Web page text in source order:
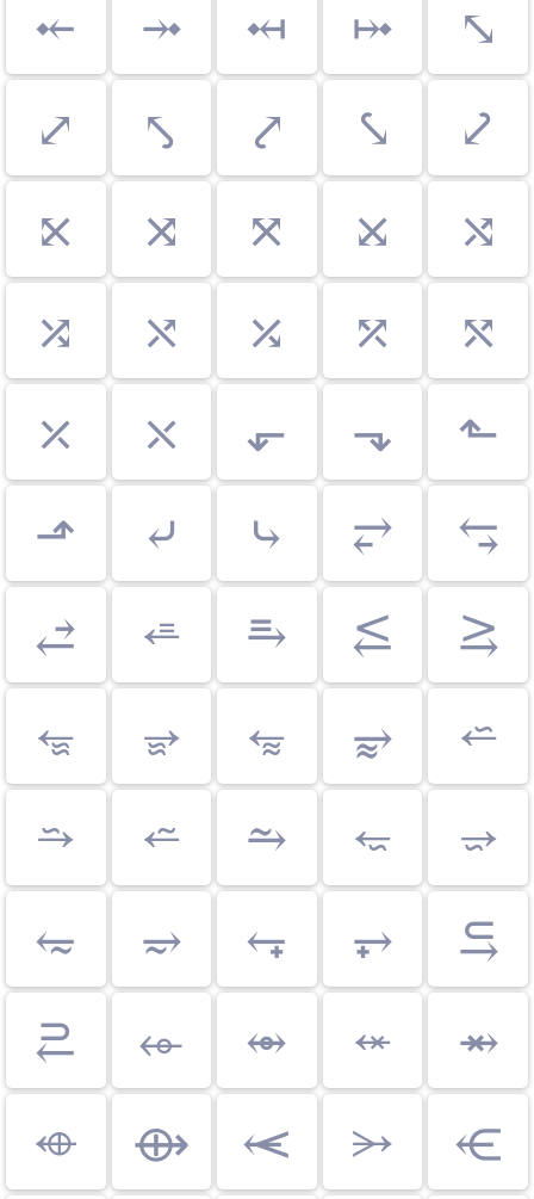
⤝
⤞ ⤟ ⤠
⤡
⤢
⤣ ⤤ ⤥
⤦
⤪
⤨ ⤧ ⤩
⤭
⤮
⤯ ⤰ ⤱
⤲
⤫
⤬ ⬐ ⬎
⬑
⬏
⤶ ⤷ ⥂
⥃
⥄
⭀ ⥱ ⥶
⥸
⭂
⭈ ⭊ ⥵
⭁
⭇
⭉ ⥲ ⭋
⭌
⥳
⥴ ⥆ ⥅
⥹
⥻
⬰ ⥈ ⬾
⥇
⬲
⟴ ⥷ ⭃
⥺